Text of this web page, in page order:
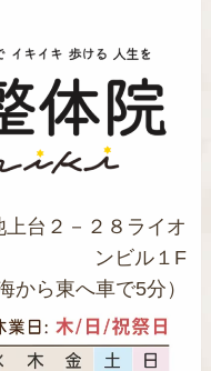
台２－２８ライオ
ンビル１F
から東へ車で5分）